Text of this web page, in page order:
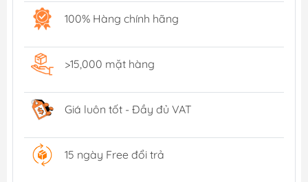
100% Hàng chính hãng
>15,000 mặt hàng
Giá luôn tốt - Đầy đủ VAT
15 ngày Free đổi trả